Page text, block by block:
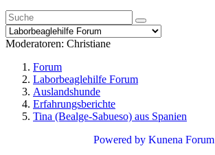
Moderatoren: Christiane
Forum
Laborbeaglehilfe Forum
Auslandshunde
Erfahrungsberichte
Tina (Bealge-Sabueso) aus Spanien
Powered by Kunena Forum